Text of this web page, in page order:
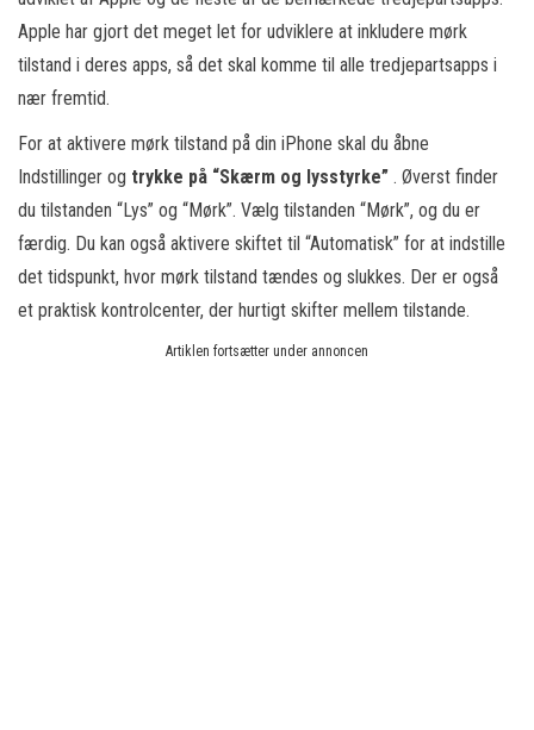
Apple har gjort det meget let for udviklere at inkludere mørk
tilstand i deres apps, så det skal komme til alle tredjepartsapps i
nær fremtid.
For at aktivere mørk tilstand på din iPhone skal du åbne
Indstillinger og trykke på “Skærm og lysstyrke” . Øverst finder
du tilstanden “Lys” og “Mørk”. Vælg tilstanden “Mørk”, og du er
færdig. Du kan også aktivere skiftet til “Automatisk” for at indstille
det tidspunkt, hvor mørk tilstand tændes og slukkes. Der er også
et praktisk kontrolcenter, der hurtigt skifter mellem tilstande.
Artiklen fortsætter under annoncen